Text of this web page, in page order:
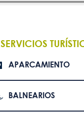
SERVICIOS
APARCAMIENTO
BALNEARIOS